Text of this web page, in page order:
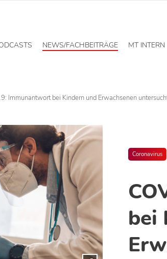
NEWS/FACHBEITRÄGE MT INTERN
Immunantwort bei Kindern und Erwachsenen
Coronavirus
bei